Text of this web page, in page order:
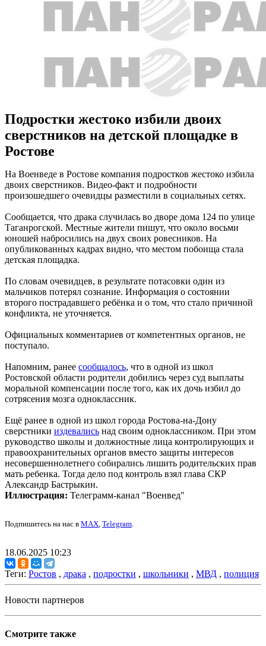
Подростки жестоко избили двоих
сверстников на детской площадке в
Ростове
На Военведе в Ростове компания подростков жестоко избила
двоих сверстников. Видео-факт и подробности
произошедшего очевидцы разместили в социальных сетях.
Сообщается, что драка случилась во дворе дома 124 по улице
Таганрогской. Местные жители пишут, что около восьми
юношей набросились на двух своих ровесников. На
опубликованных кадрах видно, что местом побоища стала
детская площадка.
По словам очевидцев, в результате потасовки один из
мальчиков потерял сознание. Информация о состоянии
второго пострадавшего ребёнка и о том, что стало причиной
конфликта, не уточняется.
Официальных комментариев от компетентных органов, не
поступало.
Напомним, ранее сообщалось, что в одной из школ
Ростовской области родители добились через суд выплаты
моральной компенсации после того, как их дочь избил до
сотрясения мозга одноклассник.
Ещё ранее в одной из школ города Ростова-на-Дону
сверстники издевались над своим одноклассником. При этом
руководство школы и должностные лица контролирующих и
правоохранительных органов вместо защиты интересов
несовершеннолетнего собирались лишить родительских прав
мать ребенка. Тогда дело под контроль взял глава СКР
Александр Бастрыкин.
Иллюстрация: Телеграмм-канал "Военвед"
Подпишитесь на нас в MAX, Telegram.
18.06.2025 10:23
Теги: Ростов , драка , подростки , школьники , МВД , полиция
Новости партнеров
Смотрите также